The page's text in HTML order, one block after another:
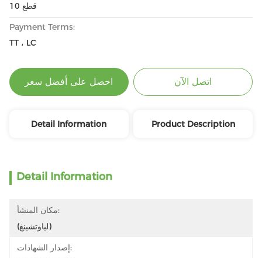
10 قطع
Payment Terms:
TT ، LC
احصل على أفضل سعر اتصل الآن
Detail Information Product Description
Detail Information
مكان المنشأ:
(لياوتشينغ)
إصدار الشهادات: